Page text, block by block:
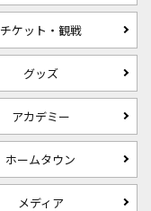
チケット・観戦
グッズ
アカデミー
ホームタウン
メディア